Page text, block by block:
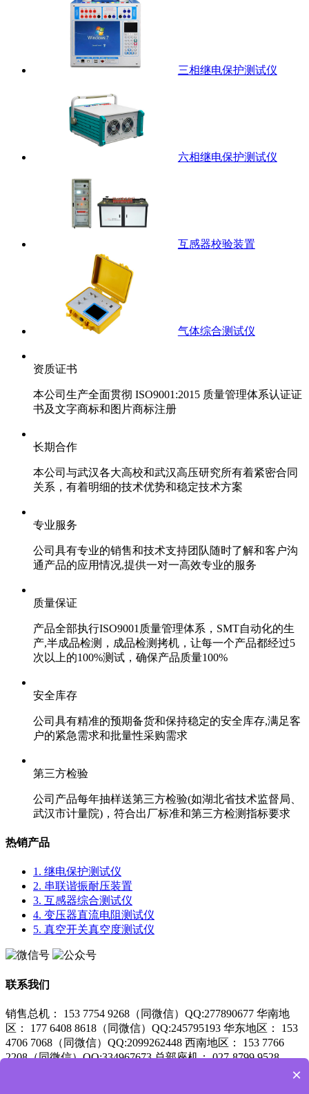
三相继电保护测试仪
六相继电保护测试仪
互感器校验装置
气体综合测试仪
资质证书
本公司生产全面贯彻 ISO9001:2015 质量管理体系认证证
书及文字商标和图片商标注册
长期合作
本公司与武汉各大高校和武汉高压研究所有着紧密合同
关系，有着明细的技术优势和稳定技术方案
专业服务
公司具有专业的销售和技术支持团队随时了解和客户沟
通产品的应用情况,提供一对一高效专业的服务
质量保证
产品全部执行ISO9001质量管理体系，SMT自动化的生
产,半成品检测，成品检测拷机，让每一个产品都经过5
次以上的100%测试，确保产品质量100%
安全库存
公司具有精准的预期备货和保持稳定的安全库存,满足客
户的紧急需求和批量性采购需求
第三方检验
公司产品每年抽样送第三方检验(如湖北省技术监督局、
武汉市计量院)，符合出厂标准和第三方检测指标要求
热销产品
1. 继电保护测试仪
2. 串联谐振耐压装置
3. 互感器综合测试仪
4. 变压器直流电阻测试仪
5. 真空开关真空度测试仪
联系我们
销售总机： 153 7754 9268（同微信）QQ:277890677 华南地
区： 177 6408 8618（同微信）QQ:245795193 华东地区： 153
4706 7068（同微信）QQ:2099262448 西南地区： 153 7766
2208（同微信）QQ:334967673 总部座机： 027-8799 9528
×